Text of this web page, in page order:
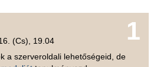
1
(Cs), 19.04
a szerveroldali lehetőségeid, de